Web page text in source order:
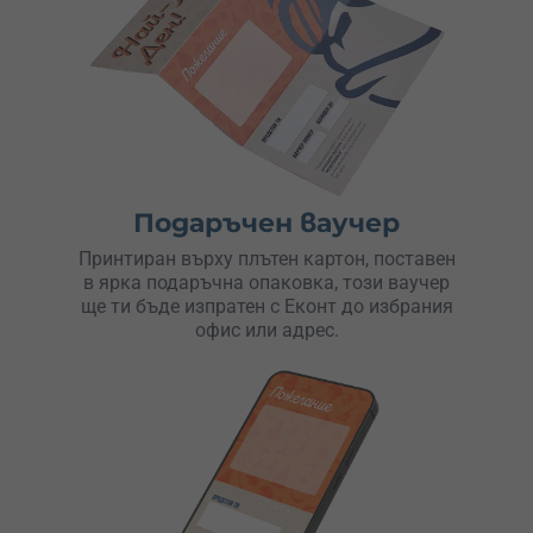
Подаръчен ваучер
Принтиран върху плътен картон, поставен
в ярка подаръчна опаковка, този ваучер
ще ти бъде изпратен с Еконт до избрания
офис или адрес.